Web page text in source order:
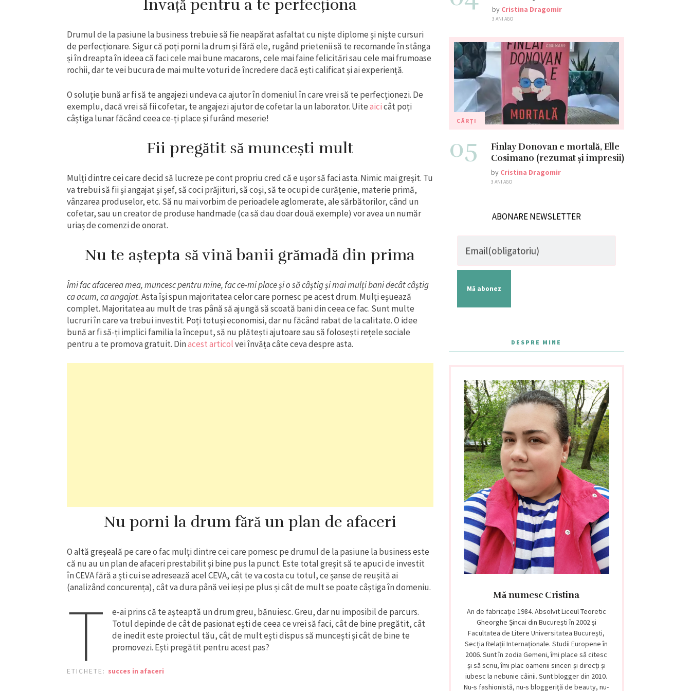
Învață pentru a te perfecționa
Drumul de la pasiune la business trebuie să fie neapărat asfaltat cu niște diplome și niște cursuri
de perfecționare. Sigur că poți porni la drum și fără ele, rugând prietenii să te recomande în stânga
și în dreapta în ideea că faci cele mai bune macarons, cele mai faine felicitări sau cele mai frumoase
rochii, dar te vei bucura de mai multe voturi de încredere dacă ești calificat și ai experiență.
O soluție bună ar fi să te angajezi undeva ca ajutor în domeniul în care vrei să te perfecționezi. De
exemplu, dacă vrei să fii cofetar, te angajezi ajutor de cofetar la un laborator. Uiteaicicât poți
câștiga lunar făcând ceea ce-ți place și furând meserie!
Fii pregătit să muncești mult
Mulți dintre cei care decid să lucreze pe cont propriu cred că e ușor să faci asta. Nimic mai greșit. Tu
va trebui să fii și angajat și șef, să coci prăjituri, să coși, să te ocupi de curățenie, materie primă,
vânzarea produselor, etc. Să nu mai vorbim de perioadele aglomerate, ale sărbătorilor, când un
cofetar, sau un creator de produse handmade (ca să dau doar două exemple) vor avea un număr
uriaș de comenzi de onorat.
Nu te aștepta să vină banii grămadă din prima
Îmi fac afacerea mea, muncesc pentru mine, fac ce-mi place și o să câștig și mai mulți bani decât câștig
ca acum, ca angajat. Asta își spun majoritatea celor care pornesc pe acest drum. Mulți eșuează
complet. Majoritatea au mult de tras până să ajungă să scoată bani din ceea ce fac. Sunt multe
lucruri în care va trebui investit. Poți totuși economisi, dar nu făcând rabat de la calitate. O idee
bună ar fi să-ți implici familia la început, să nu plătești ajutoare sau să folosești rețele sociale
pentru a te promova gratuit. Dinacest articolvei învăța câte ceva despre asta.
Nu porni la drum fără un plan de afaceri
O altă greșeală pe care o fac mulți dintre cei care pornesc pe drumul de la pasiune la business este
că nu au un plan de afaceri prestabilit și bine pus la punct. Este total greșit să te apuci de investit
în CEVA fără a ști cui se adresează acel CEVA, cât te va costa cu totul, ce șanse de reușită ai
(analizând concurența), cât va dura până vei ieși pe plus și cât de mult se poate câștiga în domeniu.
T
e-ai prins că te așteaptă un drum greu, bănuiesc. Greu, dar nu imposibil de parcurs.
Totul depinde de cât de pasionat ești de ceea ce vrei să faci, cât de bine pregătit, cât
de inedit este proiectul tău, cât de mult ești dispus să muncești și cât de bine te
promovezi. Ești pregătit pentru acest pas?
ETICHETE: succes in afaceri
by Cristina Dragomir
3 ANI AGO
CĂRȚI
05
Finlay Donovan e mortală, Elle
Cosimano (rezumat și impresii)
by Cristina Dragomir
3 ANI AGO
ABONARE NEWSLETTER
Email(obligatoriu)
Mă abonez
DESPRE MINE
Mă numesc Cristina
An de fabricație 1984. Absolvit Liceul Teoretic
Gheorghe Șincai din București în 2002 și
Facultatea de Litere Universitatea București,
Secția Relații Internaționale. Studii Europene în
2006. Sunt în zodia Gemeni, îmi place să citesc
și să scriu, îmi plac oamenii sinceri și direcți și
iubesc la nebunie câinii. Sunt blogger din 2010.
Nu-s fashionistă, nu-s bloggeriță de beauty, nu-